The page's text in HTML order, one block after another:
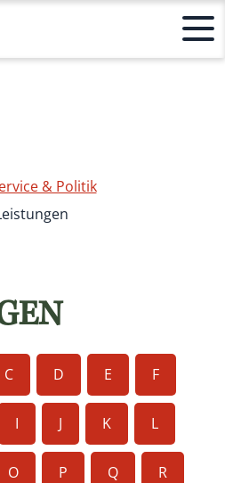
& Politik
C D E F
I J K L
O P Q R